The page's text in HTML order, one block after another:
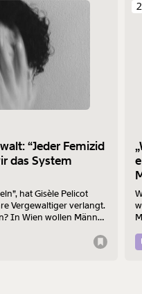
“Jeder Femizid
das System
hat Gisèle Pelicot
Vergewaltiger verlangt.
In Wien wollen Männer